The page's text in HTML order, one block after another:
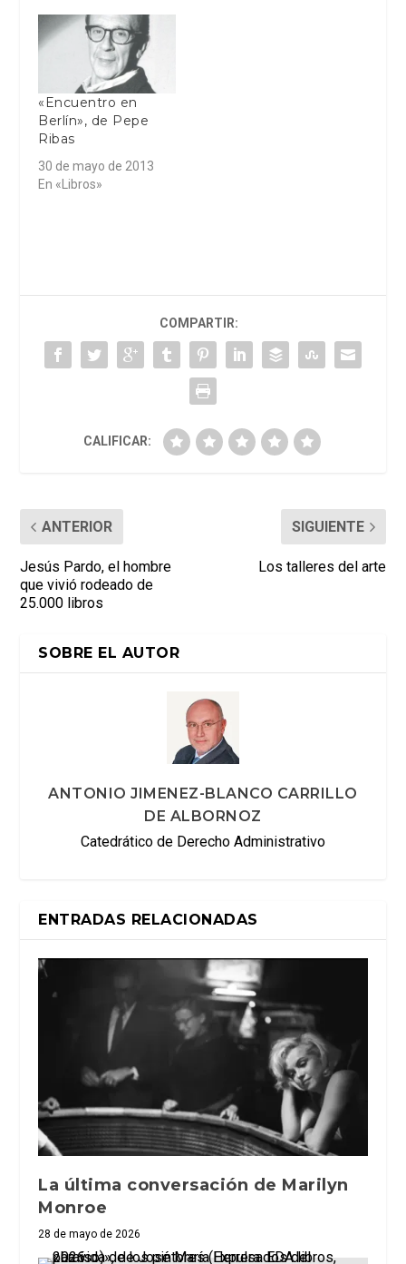
«Encuentro en
Berlín», de Pepe
Ribas
30 de mayo de 2013
En «Libros»
COMPARTIR:
CALIFICAR:
ANTERIOR
Jesús Pardo, el hombre
que vivió rodeado de
25.000 libros
SIGUIENTE
Los talleres del arte
SOBRE EL AUTOR
ANTONIO JIMENEZ-BLANCO CARRILLO
DE ALBORNOZ
Catedrático de Derecho Administrativo
ENTRADAS RELACIONADAS
La última conversación de Marilyn
Monroe
28 de mayo de 2026